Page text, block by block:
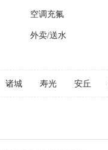
空调充氟
外卖/送水
诸城 寿光 安丘